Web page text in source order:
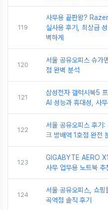
119
사무용 끝판왕?
실사용 후기, 최상급
벽하게
120
서울 공유오피스 슈가
점 완벽 분석
121
삼성전자 갤럭시북5
AI 성능과 휴대성, 사
122
서울 공유오피스 후기:
크 방배역 1호점 완전
123
GIGABYTE AERO
사무 업무용 노트북
124
서울 공유오피스, 쇼
곡역점 솔직 후기